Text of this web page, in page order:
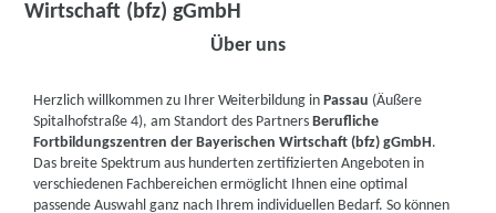
Wirtschaft (bfz) gGmbH
Über uns
Herzlich willkommen zu Ihrer Weiterbildung inPassau (Äußere
Spitalhofstraße 4), am Standort des PartnersBerufliche
Fortbildungszentren der Bayerischen Wirtschaft (bfz) gGmbH.
Das breite Spektrum aus hunderten zertifizierten Angeboten in
verschiedenen Fachbereichen ermöglicht Ihnen eine optimal
passende Auswahl ganz nach Ihrem individuellen Bedarf. So können